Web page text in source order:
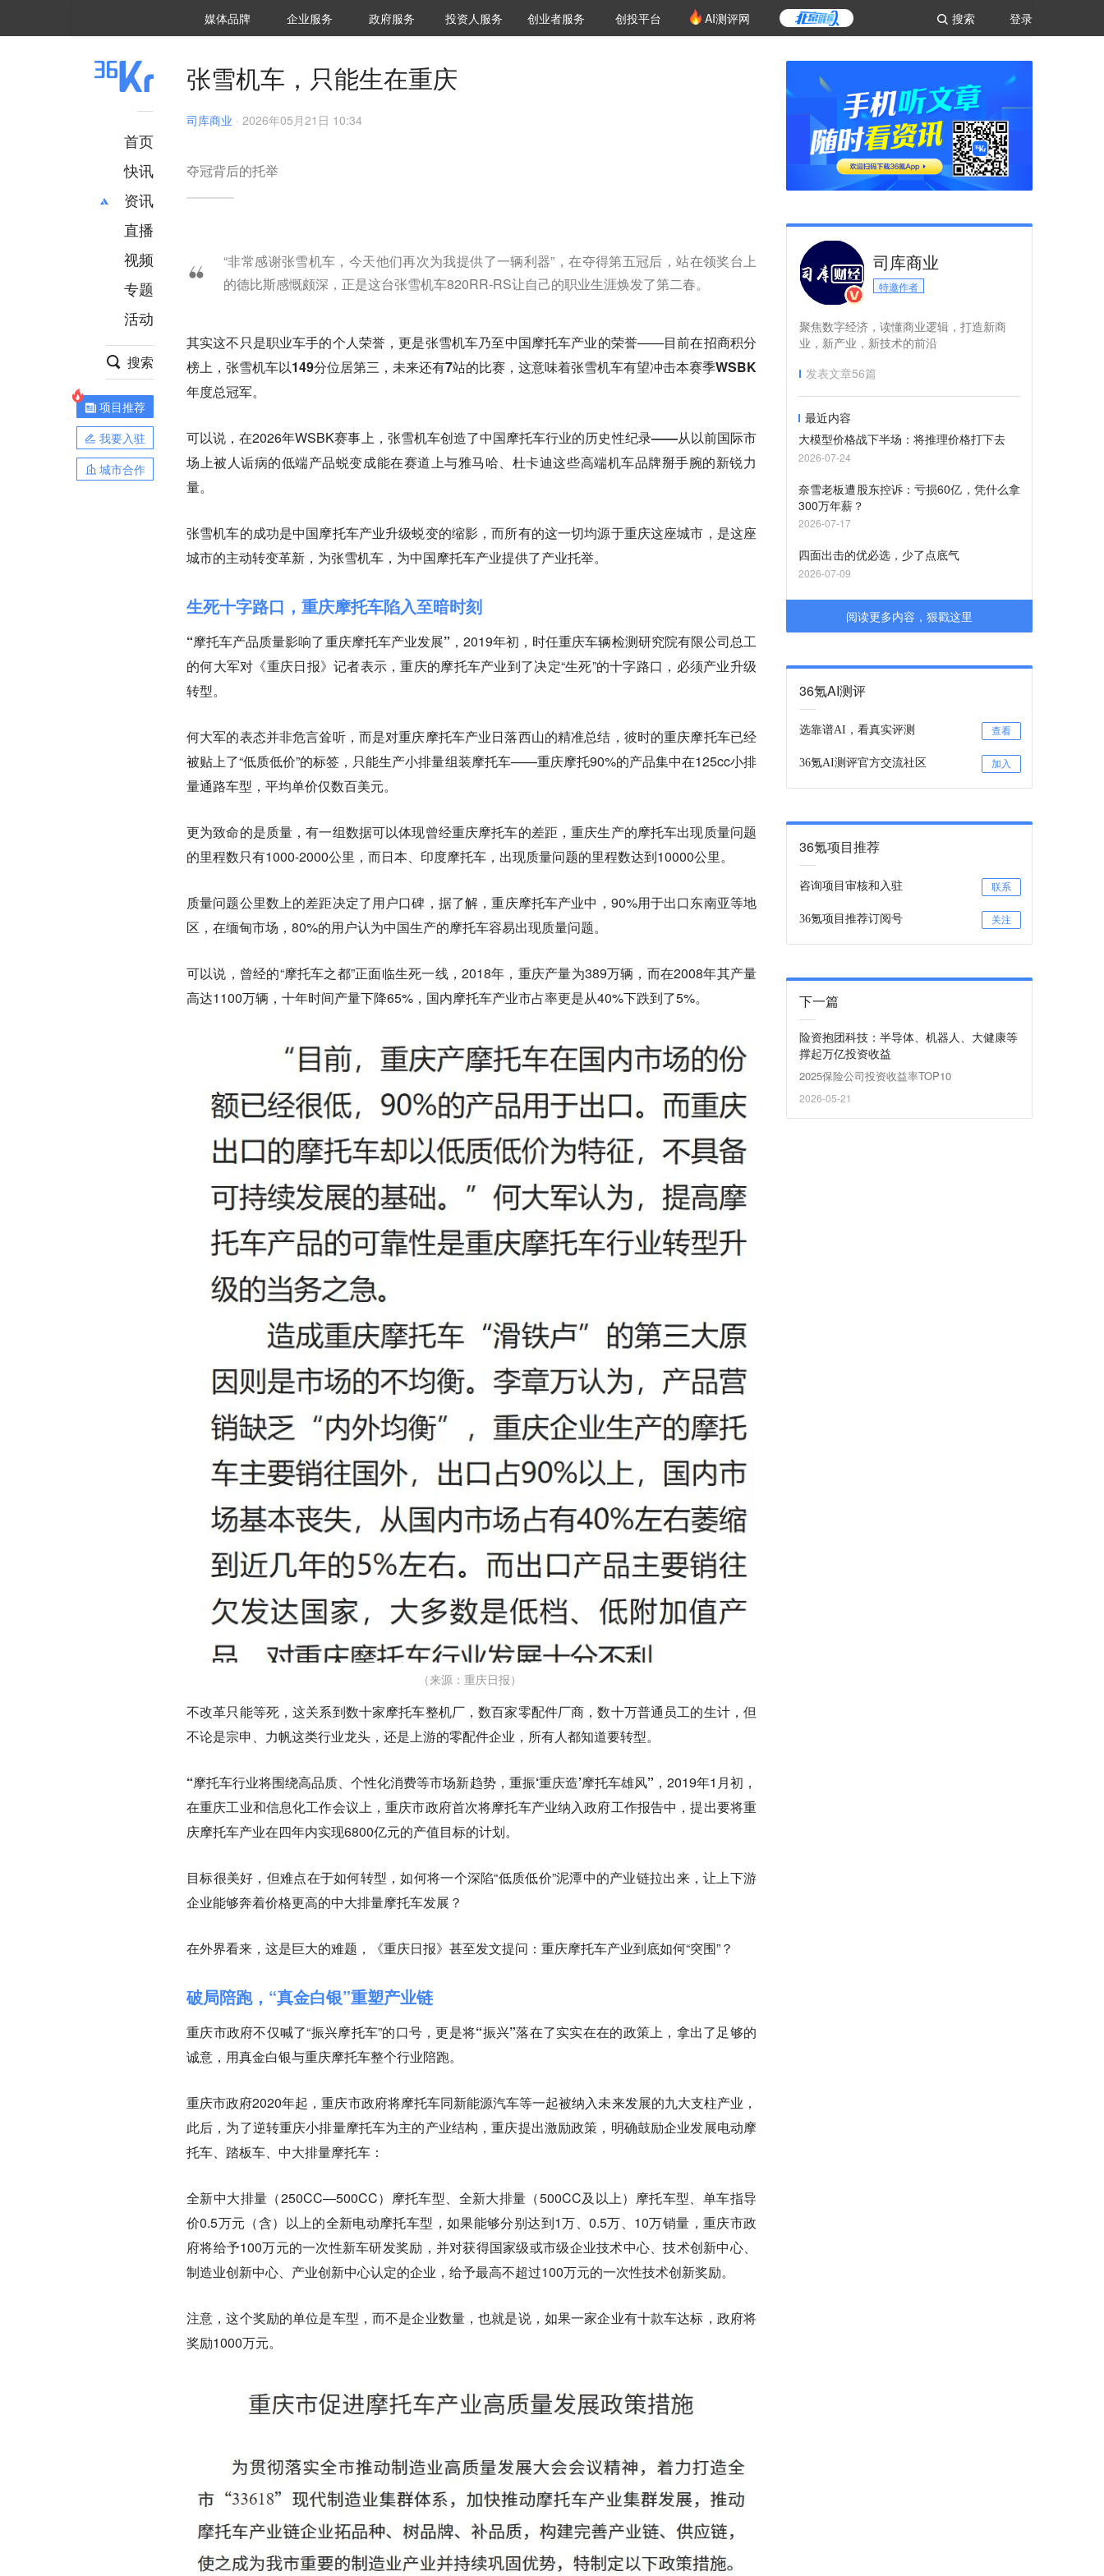
登录
搜索
媒体品牌 36Kr研究院
企业服务 城市之窗
政府服务 VClub投资机构库
投资机构职位推介
投资人服务 创投氪堂
创业者服务 创投平台 AI测评网
首页
快讯
资讯
推荐
财经
项目推荐
安徽
直播
视频
专题
活动
搜索
项目推荐
我要入驻
城市合作
张雪机车，只能生在重庆
司库商业 · 2026年05月21日 10:34
夺冠背后的托举
“非常感谢张雪机车，今天他们再次为我提供了一辆利器”，在夺得第五冠后，站在领奖台上
的德比斯感慨颇深，正是这台张雪机车820RR-RS让自己的职业生涯焕发了第二春。
其实这不只是职业车手的个人荣誉，更是张雪机车乃至中国摩托车产业的荣誉——目前在招商积分
榜上，张雪机车以149分位居第三，未来还有7站的比赛，这意味着张雪机车有望冲击本赛季WSBK
年度总冠军。
可以说，在2026年WSBK赛事上， 张雪机车创造了中国摩托车行业的历史性纪录——从以前国际市
场上被人诟病的低端产品蜕变成能在赛道上与雅马哈、杜卡迪这些高端机车品牌掰手腕的新锐力
量。
张雪机车的成功是中国摩托车产业升级蜕变的缩影，而所有的这一切均源于重庆这座城市，是这座
城市的主动转变革新，为张雪机车，为中国摩托车产业提供了产业托举。
生死十字路口，重庆摩托车陷入至暗时刻
“摩托车产品质量影响了重庆摩托车产业发展”，2019年初，时任重庆车辆检测研究院有限公司总工
的何大军对《重庆日报》记者表示，重庆的摩托车产业到了决定“生死”的十字路口，必须产业升级
转型。
何大军的表态并非危言耸听，而是对重庆摩托车产业日落西山的精准总结，彼时的重庆摩托车已经
被贴上了“低质低价”的标签，只能生产小排量组装摩托车——重庆摩托90%的产品集中在125cc小排
量通路车型，平均单价仅数百美元。
更为致命的是质量，有一组数据可以体现曾经重庆摩托车的差距，重庆生产的摩托车出现质量问题
的里程数只有1000-2000公里，而日本、印度摩托车，出现质量问题的里程数达到10000公里。
质量问题公里数上的差距决定了用户口碑，据了解，重庆摩托车产业中，90%用于出口东南亚等地
区，在缅甸市场，80%的用户认为中国生产的摩托车容易出现质量问题。
可以说，曾经的“摩托车之都”正面临生死一线，2018年，重庆产量为389万辆，而在2008年其产量
高达1100万辆，十年时间产量下降65%，国内摩托车产业市占率更是从40%下跌到了5%。
（来源：重庆日报）
不改革只能等死，这关系到数十家摩托车整机厂，数百家零配件厂商，数十万普通员工的生计，但
不论是宗申、力帆这类行业龙头，还是上游的零配件企业，所有人都知道要转型。
“摩托车行业将围绕高品质、个性化消费等市场新趋势，重振‘重庆造’摩托车雄风”， 2019年1月初，
在重庆工业和信息化工作会议上，重庆市政府首次将摩托车产业纳入政府工作报告中，提出要将重
庆摩托车产业在四年内实现6800亿元的产值目标的计划。
目标很美好，但难点在于如何转型，如何将一个深陷“低质低价”泥潭中的产业链拉出来，让上下游
企业能够奔着价格更高的中大排量摩托车发展？
在外界看来，这是巨大的难题，《重庆日报》甚至发文提问：重庆摩托车产业到底如何“突围”？
破局陪跑，“真金白银”重塑产业链
重庆市政府不仅喊了“振兴摩托车”的口号，更是将“振兴”落在了实实在在的政策上，拿出了足够的
诚意，用真金白银与重庆摩托车整个行业陪跑。
重庆市政府2020年起，重庆市政府将摩托车同新能源汽车等一起被纳入未来发展的九大支柱产业，
此后，为了逆转重庆小排量摩托车为主的产业结构，重庆提出激励政策，明确鼓励企业发展电动摩
托车、踏板车、中大排量摩托车：
全新中大排量（250CC—500CC）摩托车型、全新大排量（500CC及以上）摩托车型、单车指导
价0.5万元（含）以上的全新电动摩托车型，如果能够分别达到1万、0.5万、10万销量，重庆市政
府将给予100万元的一次性新车研发奖励，并对获得国家级或市级企业技术中心、技术创新中心、
制造业创新中心、产业创新中心认定的企业，给予最高不超过100万元的一次性技术创新奖励。
注意，这个奖励的单位是车型，而不是企业数量，也就是说，如果一家企业有十款车达标，政府将
奖励1000万元。
司库商业
特邀作者
聚焦数字经济，读懂商业逻辑，打造新商
业，新产业，新技术的前沿
发表文章56篇
最近内容
大模型价格战下半场：将推理价格打下去
2026-07-24
奈雪老板遭股东控诉：亏损60亿，凭什么拿
300万年薪？
2026-07-17
四面出击的优必选，少了点底气
2026-07-09
阅读更多内容，狠戳这里
36氪AI测评
选靠谱AI，看真实评测 查看
36氪AI测评官方交流社区 加入
36氪项目推荐
咨询项目审核和入驻 联系
36氪项目推荐订阅号 关注
下一篇
险资抱团科技：半导体、机器人、大健康等
撑起万亿投资收益
2025保险公司投资收益率TOP10
2026-05-21